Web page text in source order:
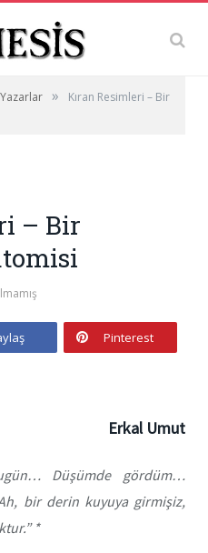
Yazarlar »
Kıran Resimleri – Bir
– Bir
Pinterest
Erkal Umut
Düşümde gördüm…
bir derin kuyuya girmişiz,
*